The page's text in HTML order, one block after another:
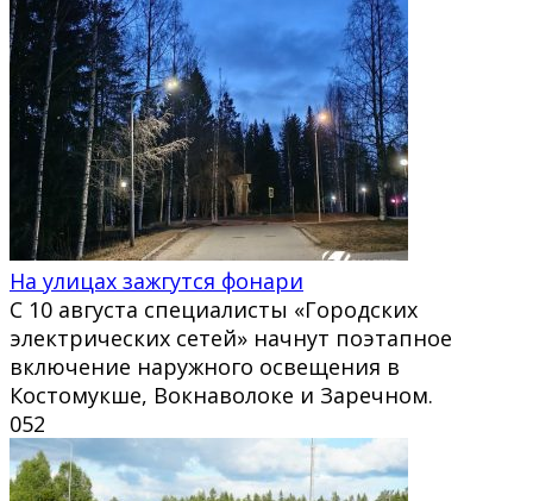
На улицах зажгутся фонари
С 10 августа специалисты «Городских
электрических сетей» начнут поэтапное
включение наружного освещения в
Костомукше, Вокнаволоке и Заречном.
052